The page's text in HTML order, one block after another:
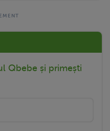
Qbebe și primești